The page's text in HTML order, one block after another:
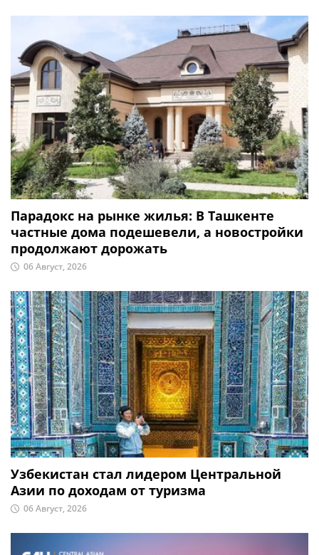
Парадокс на рынке жилья: В Ташкенте
частные дома подешевели, а новостройки
продолжают дорожать
06 Август, 2026
Узбекистан стал лидером Центральной
Азии по доходам от туризма
06 Август, 2026